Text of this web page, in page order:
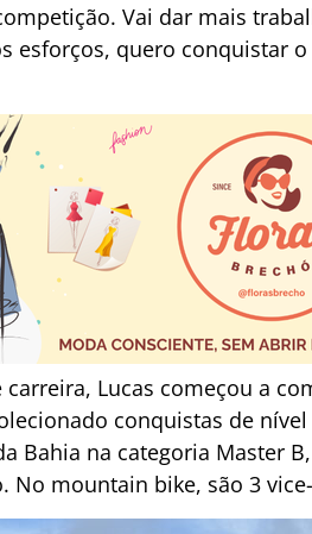
Vai dar mais
esforços, quero conquistar o
carreira, Lucas começou a
conquistas de
Bahia na categoria Master
No mountain bike, são 3